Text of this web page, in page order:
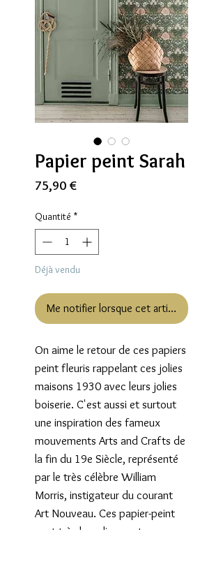
Papier peint Sarah
75,90 €Prix
Quantité *
Déjà vendu
Me notifier lorsque cet article est
On aime le retour de ces papiers
peint fleuris rappelant ces jolies
maisons 1930 avec leurs jolies
boiserie. C'est aussi et surtout
une inspiration des fameux
mouvements Arts and Crafts de
la fin du 19e Siècle, représenté
par le très célèbre William
Morris, instigateur du courant
Art Nouveau. Ces papier-peint
sont très bucoliques et